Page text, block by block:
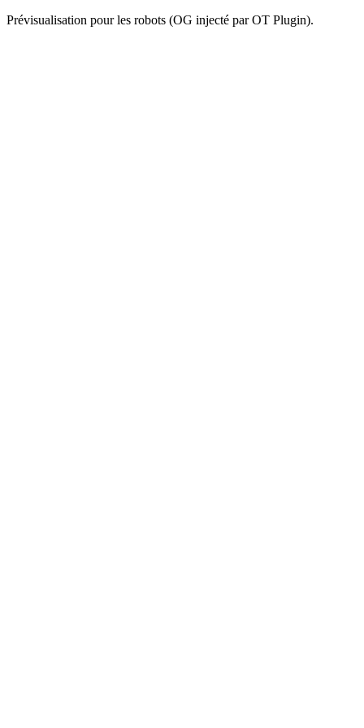
Prévisualisation pour les robots (OG injecté par OT Plugin).